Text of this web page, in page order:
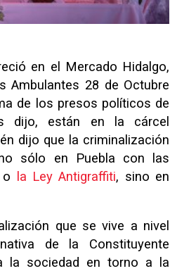
en el Mercado Hidalgo,
Ambulantes 28 de Octubre
de los presos políticos de
dijo, están en la cárcel
dijo que la criminalización
sólo en Puebla con las
o la Ley Antigraffiti, sino en
que se vive a nivel
de la Constituyente
la sociedad en torno a la